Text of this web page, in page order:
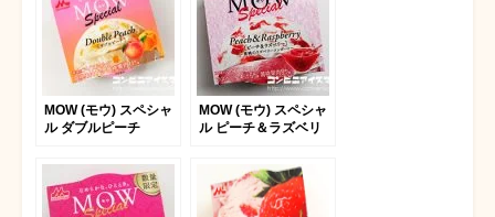
MOW (モウ) スペシャ
ル ダブルピーチ
MOW (モウ) スペシャ
ル ピーチ＆ラズベリ